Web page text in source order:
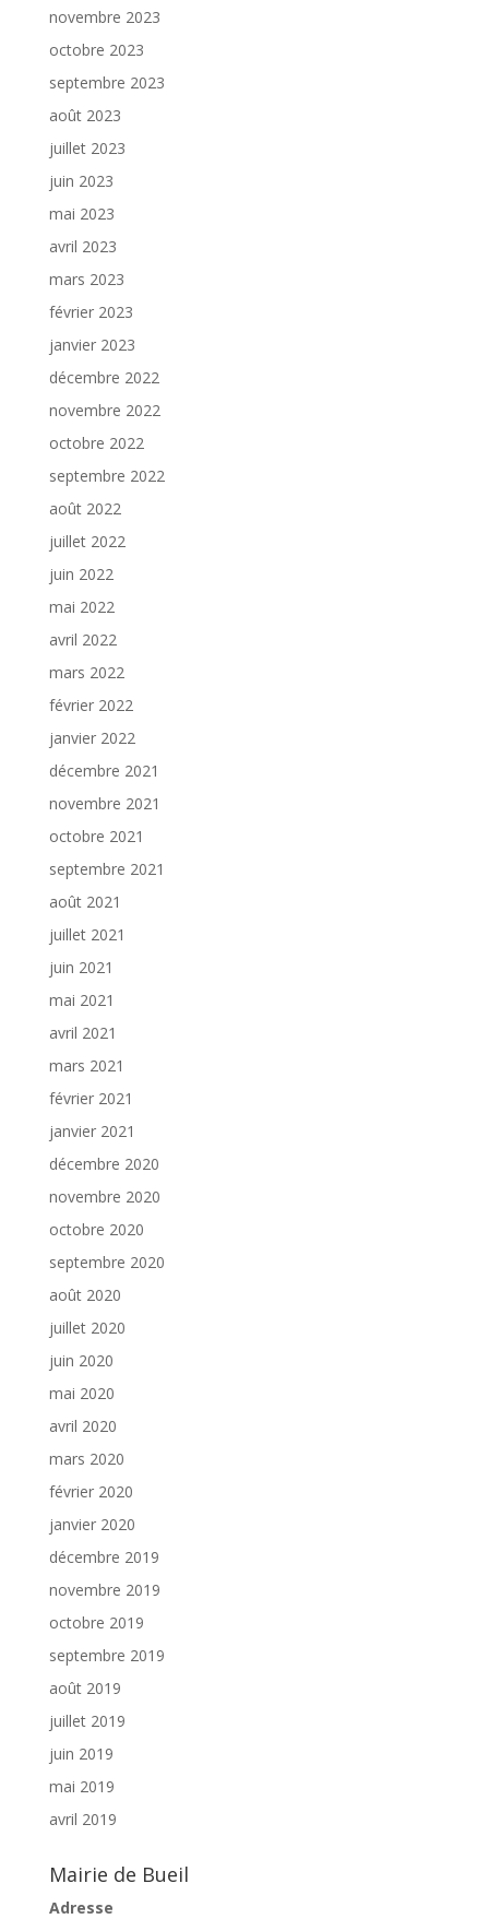
novembre 2023
octobre 2023
septembre 2023
août 2023
juillet 2023
juin 2023
mai 2023
avril 2023
mars 2023
février 2023
janvier 2023
décembre 2022
novembre 2022
octobre 2022
septembre 2022
août 2022
juillet 2022
juin 2022
mai 2022
avril 2022
mars 2022
février 2022
janvier 2022
décembre 2021
novembre 2021
octobre 2021
septembre 2021
août 2021
juillet 2021
juin 2021
mai 2021
avril 2021
mars 2021
février 2021
janvier 2021
décembre 2020
novembre 2020
octobre 2020
septembre 2020
août 2020
juillet 2020
juin 2020
mai 2020
avril 2020
mars 2020
février 2020
janvier 2020
décembre 2019
novembre 2019
octobre 2019
septembre 2019
août 2019
juillet 2019
juin 2019
mai 2019
avril 2019
Mairie de Bueil
Adresse